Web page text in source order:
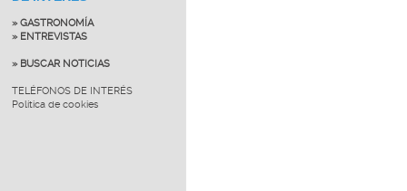
» GASTRONOMÍA
» ENTREVISTAS
» BUSCAR NOTICIAS
TELÉFONOS DE INTERÉS
Política de cookies